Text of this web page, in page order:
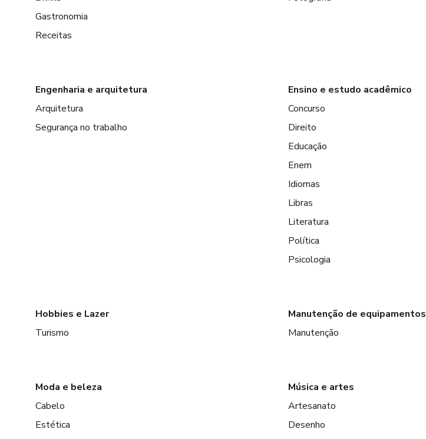
Gastronomia
Receitas
Engenharia e arquitetura
Arquitetura
Segurança no trabalho
Ensino e estudo acadêmico
Concurso
Direito
Educação
Enem
Idiomas
Libras
Literatura
Política
Psicologia
Hobbies e Lazer
Turismo
Manutenção de equipamentos
Manutenção
Moda e beleza
Cabelo
Estética
Música e artes
Artesanato
Desenho